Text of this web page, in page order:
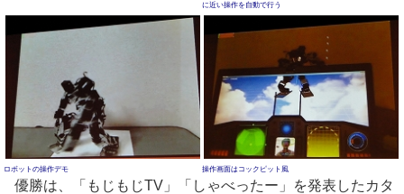
に近い操作を自動で行う
ロボットの操作デモ 操作画面はコックピット風
優勝は、「もじもじTV」「しゃべったー」を発表したカタ